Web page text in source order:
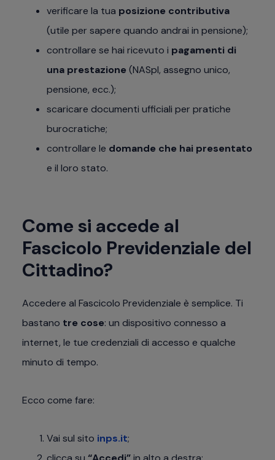
verificare la tua posizione contributiva
(utile per sapere quando andrai in pensione);
controllare se hai ricevuto i pagamenti di
una prestazione (NASpI, assegno unico,
pensione, ecc.);
scaricare documenti ufficiali per pratiche
burocratiche;
controllare le domande che hai presentato
e il loro stato.
Come si accede al
Fascicolo Previdenziale del
Cittadino?
Accedere al Fascicolo Previdenziale è semplice. Ti
bastano tre cose: un dispositivo connesso a
internet, le tue credenziali di accesso e qualche
minuto di tempo.
Ecco come fare:
Vai sul sito inps.it;